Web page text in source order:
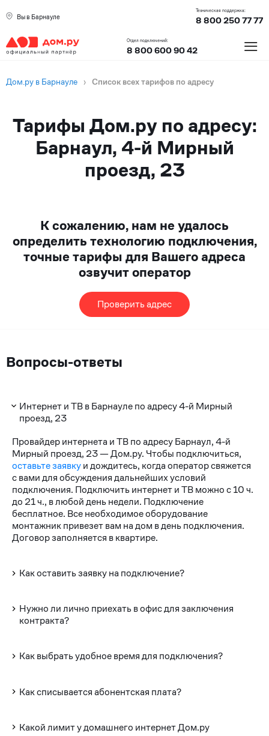
Вы в Барнауле
Техническая поддержка:
8 800 250 77 77
Отдел подключений:
8 800 600 90 42 ≡
Дом.ру в Барнауле › Список всех тарифов по адресу
Тарифы Дом.ру по адресу:
Барнаул, 4-й Мирный
проезд, 23
К сожалению, нам не удалось
определить технологию подключения,
точные тарифы для Вашего адреса
озвучит оператор
Проверить адрес
Вопросы-ответы
Интернет и ТВ в Барнауле по адресу 4-й Мирный
проезд, 23
Провайдер интернета и ТВ по адресу Барнаул, 4-й
Мирный проезд, 23 — Дом.ру. Чтобы подключиться,
оставьте заявкуи дождитесь, когда оператор свяжется
с вами для обсуждения дальнейших условий
подключения. Подключить интернет и ТВ можно с 10 ч.
до 21 ч., в любой день недели. Подключение
бесплатное. Все необходимое оборудование
монтажник привезет вам на дом в день подключения.
Договор заполняется в квартире.
Как оставить заявку на подключение?
Нужно ли лично приехать в офис для заключения
контракта?
Как выбрать удобное время для подключения?
Как списывается абонентская плата?
Какой лимит у домашнего интернет Дом.ру